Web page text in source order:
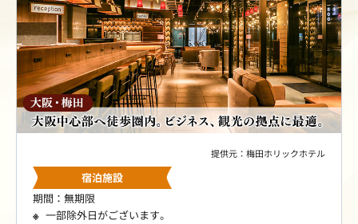
提供元：梅田ホリックホテル
宿泊施設
期間：無期限
一部除外日がございます。